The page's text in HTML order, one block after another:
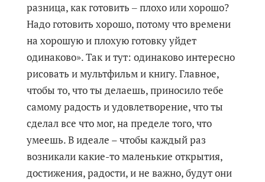
разница, как готовить ‒ плохо или хорошо?
Надо готовить хорошо, потому что времени
на хорошую и плохую готовку уйдет
одинаково». Так и тут: одинаково интересно
рисовать и мультфильм и книгу. Главное,
чтобы то, что ты делаешь, приносило тебе
самому радость и удовлетворение, что ты
сделал все что мог, на пределе того, что
умеешь. В идеале – чтобы каждый раз
возникали какие-то маленькие открытия,
достижения, радости, и не важно, будут они